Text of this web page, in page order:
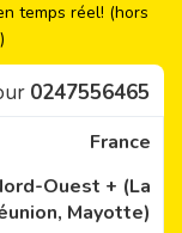
temps réel! (hors
0247556465
France
Ouest + (La
Mayotte)